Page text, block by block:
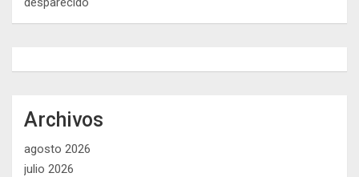
Archivos
agosto 2026
julio 2026